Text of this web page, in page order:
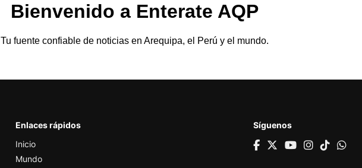
Bienvenido a Enterate AQP
Tu fuente confiable de noticias en Arequipa, el Perú y el mundo.
Enlaces rápidos
Inicio
Mundo
Síguenos